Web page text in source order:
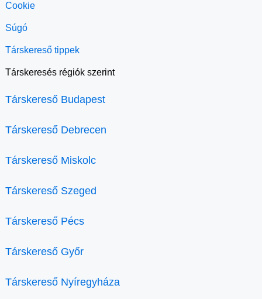
Cookie
Súgó
Társkereső tippek
Társkeresés régiók szerint
Társkereső Budapest
Társkereső Debrecen
Társkereső Miskolc
Társkereső Szeged
Társkereső Pécs
Társkereső Győr
Társkereső Nyíregyháza